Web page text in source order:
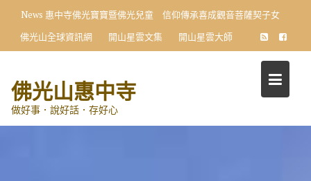
content
News 惠中寺佛光寶寶暨佛光兒童 信仰傳承喜成觀音菩薩契子女
佛光山全球資訊網
開山星雲文集 開山星雲大師
佛光山惠中寺
做好事．說好話．存好心